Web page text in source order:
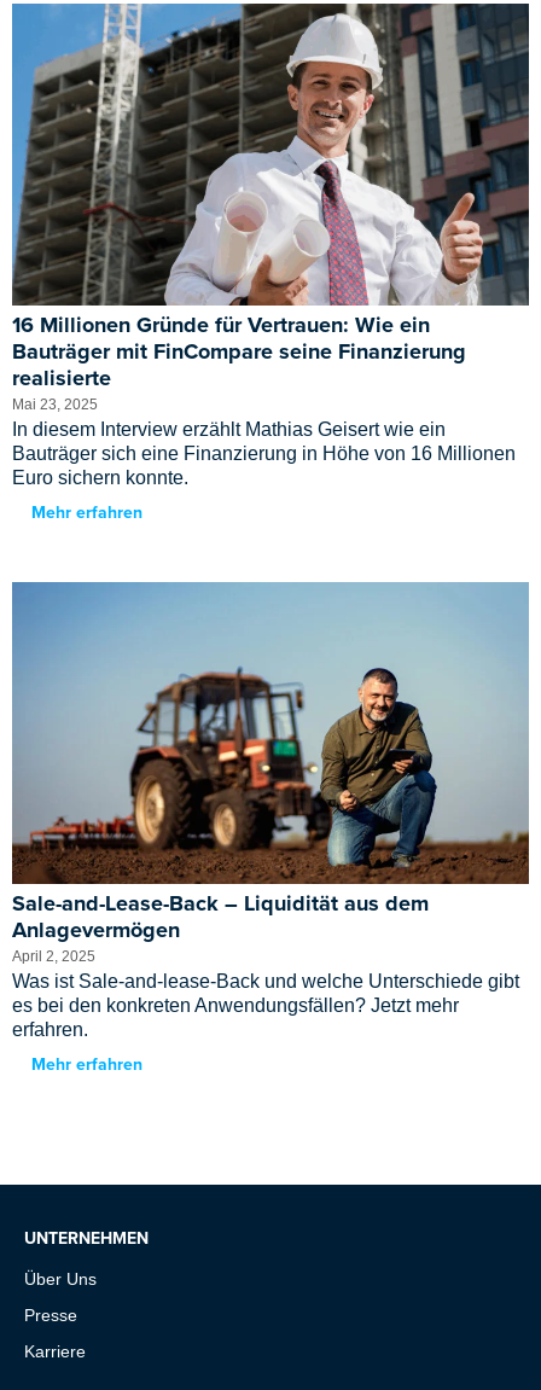
16 Millionen Gründe für Vertrauen: Wie ein
Bauträger mit FinCompare seine Finanzierung
realisierte
Mai 23, 2025
In diesem Interview erzählt Mathias Geisert wie ein
Bauträger sich eine Finanzierung in Höhe von 16 Millionen
Euro sichern konnte.
Mehr erfahren
Sale-and-Lease-Back – Liquidität aus dem
Anlagevermögen
April 2, 2025
Was ist Sale-and-lease-Back und welche Unterschiede gibt
es bei den konkreten Anwendungsfällen? Jetzt mehr
erfahren.
Mehr erfahren
UNTERNEHMEN
Über Uns
Presse
Karriere